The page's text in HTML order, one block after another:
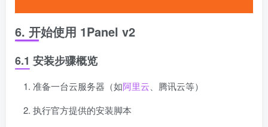
6. 开始使用 1Panel v2
6.1 安装步骤概览
准备一台云服务器（如阿里云 、腾讯云等）
执行官方提供的安装脚本